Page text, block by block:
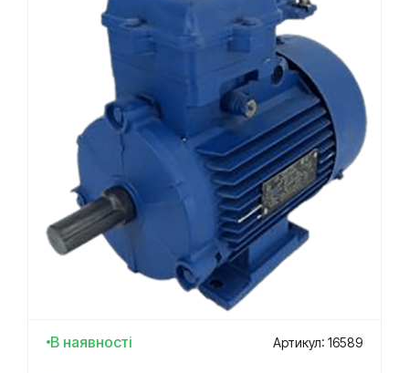
В наявності Артикул: 16589